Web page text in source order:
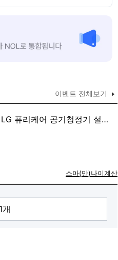
이벤트 전체보기
퓨리케어 공기청정기 설치]
소아(만)나이계산